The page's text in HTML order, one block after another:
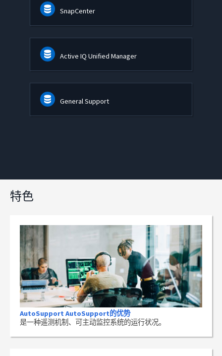
SnapCenter
Active IQ Unified Manager
General Support
特色
AutoSupport AutoSupport的优势
是一种遥测机制、可主动监控系统的运行状况。